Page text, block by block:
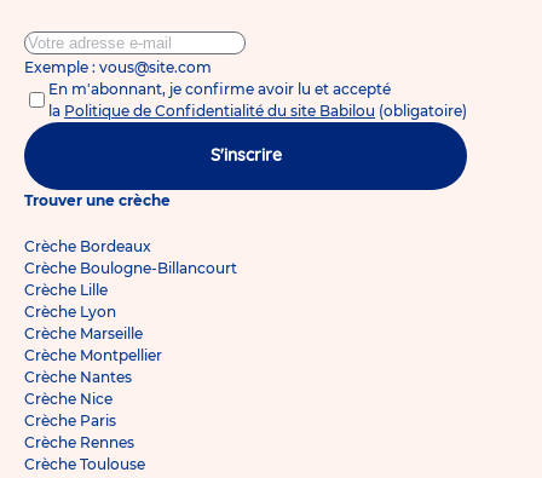
Exemple : vous@site.com
En m'abonnant, je confirme avoir lu et accepté
la Politique de Confidentialité du site Babilou (obligatoire)
S'inscrire
Trouver une crèche
Crèche Bordeaux
Crèche Boulogne-Billancourt
Crèche Lille
Crèche Lyon
Crèche Marseille
Crèche Montpellier
Crèche Nantes
Crèche Nice
Crèche Paris
Crèche Rennes
Crèche Toulouse